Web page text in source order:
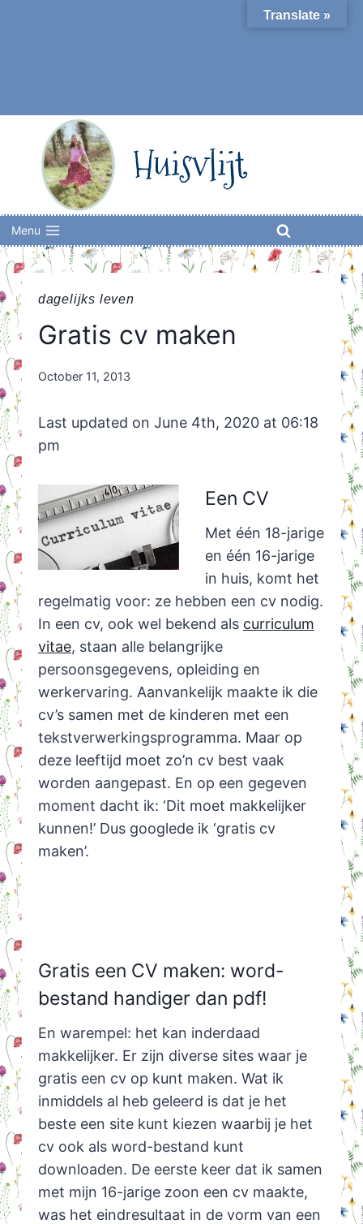
Huisvlijt
Menu
dagelijks leven
Gratis cv maken
By
October 11, 2013
Last updated on June 4th, 2020 at 06:18
pm
Een CV
Met één 18-jarige
en één 16-jarige
in huis, komt het
regelmatig voor: ze hebben een cv nodig.
In een cv, ook wel bekend als curriculum
vitae, staan alle belangrijke
persoonsgegevens, opleiding en
werkervaring. Aanvankelijk maakte ik die
cv’s samen met de kinderen met een
tekstverwerkingsprogramma. Maar op
deze leeftijd moet zo’n cv best vaak
worden aangepast. En op een gegeven
moment dacht ik: ‘Dit moet makkelijker
kunnen!’ Dus googlede ik ‘gratis cv
maken’.
Gratis een CV maken: word-
bestand handiger dan pdf!
En warempel: het kan inderdaad
makkelijker. Er zijn diverse sites waar je
gratis een cv op kunt maken. Wat ik
inmiddels al heb geleerd is dat je het
beste een site kunt kiezen waarbij je het
cv ook als word-bestand kunt
downloaden. De eerste keer dat ik samen
met mijn 16-jarige zoon een cv maakte,
was het eindresultaat in de vorm van een
Translate »